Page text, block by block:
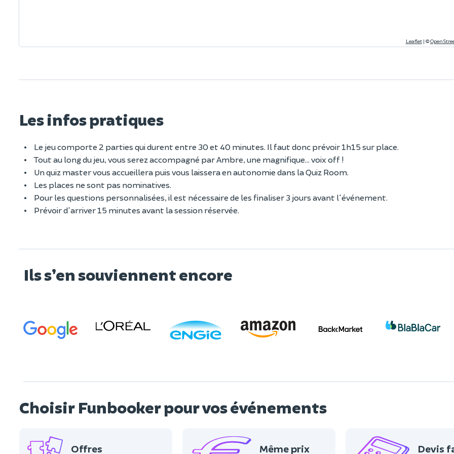
Leaflet | ©
Les infos pratiques
Le jeu comporte 2 parties qui durent entre 30 et 40 minutes. Il faut donc prévoir 1h15 sur place.
Tout au long du jeu, vous serez accompagné par Ambre, une magnifique... voix off !
Un quiz master vous accueillera puis vous laissera en autonomie dans la Quiz Room.
Les places ne sont pas nominatives.
Pour les questions personnalisées, il est nécessaire de les finaliser 3 jours avant l'événement.
Prévoir d'arriver 15 minutes avant la session réservée.
Ils s’en souviennent encore
Choisir Funbooker pour vos événements
Offres
Même prix
Devis